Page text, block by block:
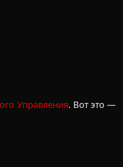
го Управления. Вот это —